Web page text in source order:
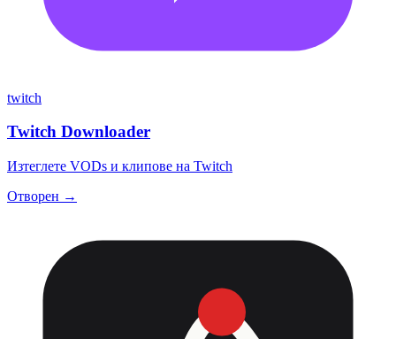
twitch
Twitch Downloader
Изтеглете VODs и клипове на Twitch
Отворен →